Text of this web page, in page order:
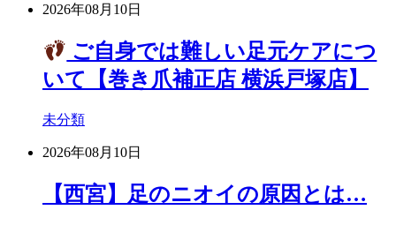
2026年08月10日
ご自身では難しい足元ケアにつ
いて【巻き爪補正店 横浜戸塚店】
未分類
2026年08月10日
【西宮】足のニオイの原因とは…